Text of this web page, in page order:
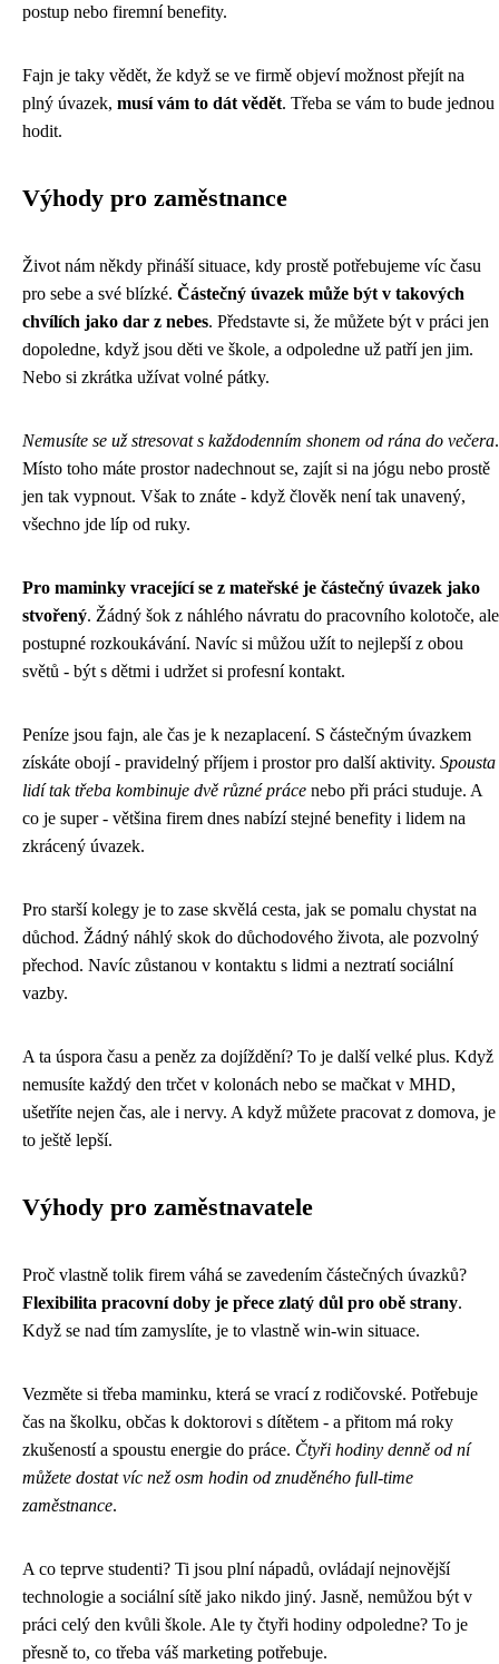
postup nebo firemní benefity.
Fajn je taky vědět, že když se ve firmě objeví možnost přejít na
plný úvazek, musí vám to dát vědět. Třeba se vám to bude jednou
hodit.
Výhody pro zaměstnance
Život nám někdy přináší situace, kdy prostě potřebujeme víc času
pro sebe a své blízké. Částečný úvazek může být v takových
chvílích jako dar z nebes. Představte si, že můžete být v práci jen
dopoledne, když jsou děti ve škole, a odpoledne už patří jen jim.
Nebo si zkrátka užívat volné pátky.
Nemusíte se už stresovat s každodenním shonem od rána do večera.
Místo toho máte prostor nadechnout se, zajít si na jógu nebo prostě
jen tak vypnout. Však to znáte - když člověk není tak unavený,
všechno jde líp od ruky.
Pro maminky vracející se z mateřské je částečný úvazek jako
stvořený. Žádný šok z náhlého návratu do pracovního kolotoče, ale
postupné rozkoukávání. Navíc si můžou užít to nejlepší z obou
světů - být s dětmi i udržet si profesní kontakt.
Peníze jsou fajn, ale čas je k nezaplacení. S částečným úvazkem
získáte obojí - pravidelný příjem i prostor pro další aktivity. Spousta
lidí tak třeba kombinuje dvě různé práce nebo při práci studuje. A
co je super - většina firem dnes nabízí stejné benefity i lidem na
zkrácený úvazek.
Pro starší kolegy je to zase skvělá cesta, jak se pomalu chystat na
důchod. Žádný náhlý skok do důchodového života, ale pozvolný
přechod. Navíc zůstanou v kontaktu s lidmi a neztratí sociální
vazby.
A ta úspora času a peněz za dojíždění? To je další velké plus. Když
nemusíte každý den trčet v kolonách nebo se mačkat v MHD,
ušetříte nejen čas, ale i nervy. A když můžete pracovat z domova, je
to ještě lepší.
Výhody pro zaměstnavatele
Proč vlastně tolik firem váhá se zavedením částečných úvazků?
Flexibilita pracovní doby je přece zlatý důl pro obě strany.
Když se nad tím zamyslíte, je to vlastně win-win situace.
Vezměte si třeba maminku, která se vrací z rodičovské. Potřebuje
čas na školku, občas k doktorovi s dítětem - a přitom má roky
zkušeností a spoustu energie do práce. Čtyři hodiny denně od ní
můžete dostat víc než osm hodin od znuděného full-time
zaměstnance.
A co teprve studenti? Ti jsou plní nápadů, ovládají nejnovější
technologie a sociální sítě jako nikdo jiný. Jasně, nemůžou být v
práci celý den kvůli škole. Ale ty čtyři hodiny odpoledne? To je
přesně to, co třeba váš marketing potřebuje.